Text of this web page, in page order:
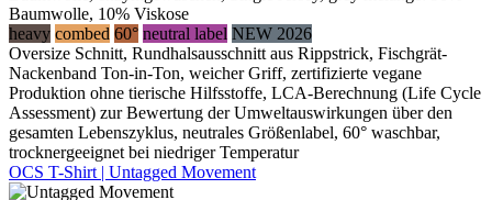
Baumwolle, 10% Viskose
heavy combed 60° neutral label NEW 2026
Oversize Schnitt, Rundhalsausschnitt aus Rippstrick, Fischgrät-
Nackenband Ton-in-Ton, weicher Griff, zertifizierte vegane
Produktion ohne tierische Hilfsstoffe, LCA-Berechnung (Life Cycle
Assessment) zur Bewertung der Umweltauswirkungen über den
gesamten Lebenszyklus, neutrales Größenlabel, 60° waschbar,
trocknergeeignet bei niedriger Temperatur
OCS T-Shirt | Untagged Movement